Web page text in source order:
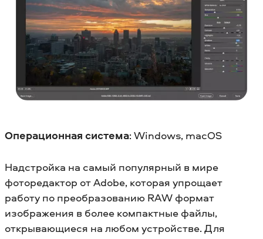
Операционная система: Windows, macOS
Надстройка на самый популярный в мире
фоторедактор от Adobe, которая упрощает
работу по преобразованию RAW формат
изображения в более компактные файлы,
открывающиеся на любом устройстве. Для